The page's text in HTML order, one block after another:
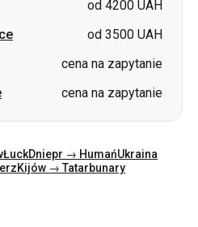
od 4200 UAH
od 3500 UAH
cena na zapytanie
cena na zapytanie
ŁuckDniepr → HumańUkraina
Kijów → Tatarbunary